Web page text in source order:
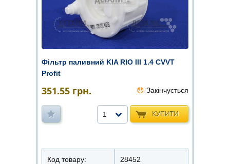
Фільтр паливний KIA RIO III 1.4 CVVT
Profit
351.55 грн. Закінчується
КУПИТИ
1
Код товару: 28452